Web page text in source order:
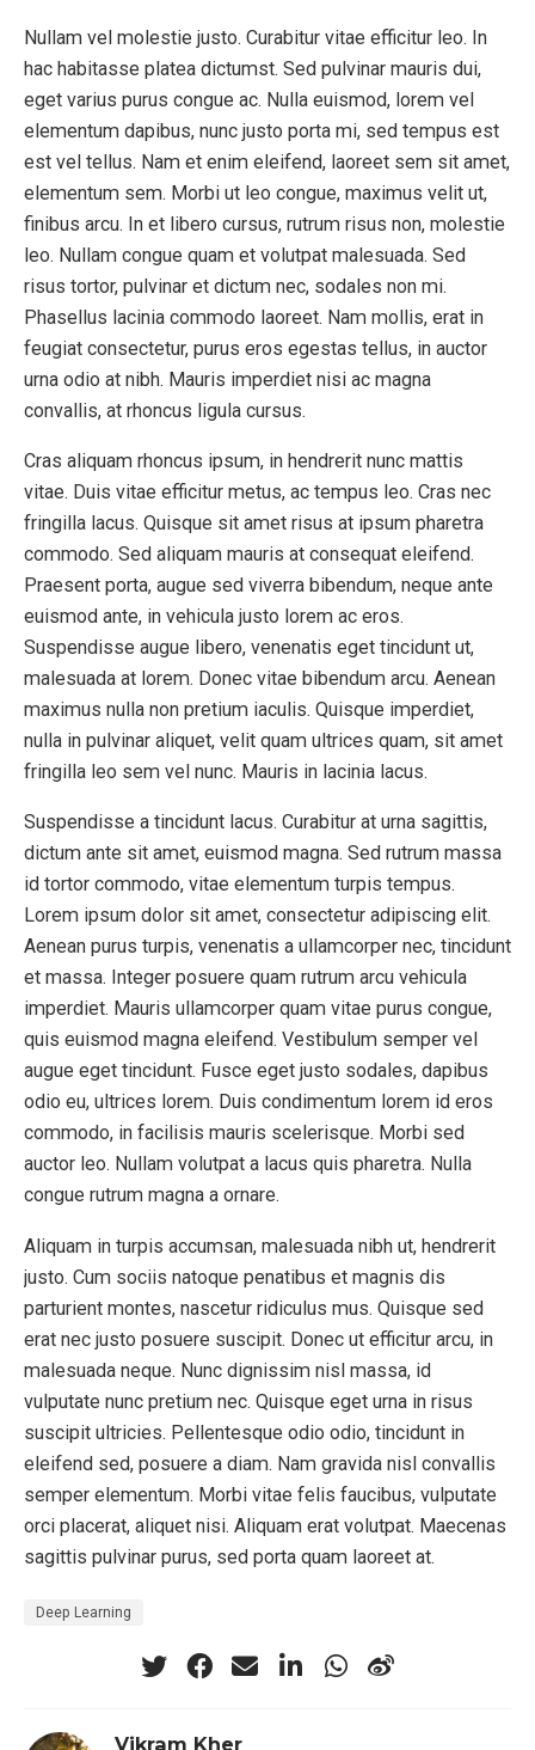
Nullam vel molestie justo. Curabitur vitae efficitur leo. In
hac habitasse platea dictumst. Sed pulvinar mauris dui,
eget varius purus congue ac. Nulla euismod, lorem vel
elementum dapibus, nunc justo porta mi, sed tempus est
est vel tellus. Nam et enim eleifend, laoreet sem sit amet,
elementum sem. Morbi ut leo congue, maximus velit ut,
finibus arcu. In et libero cursus, rutrum risus non, molestie
leo. Nullam congue quam et volutpat malesuada. Sed
risus tortor, pulvinar et dictum nec, sodales non mi.
Phasellus lacinia commodo laoreet. Nam mollis, erat in
feugiat consectetur, purus eros egestas tellus, in auctor
urna odio at nibh. Mauris imperdiet nisi ac magna
convallis, at rhoncus ligula cursus.
Cras aliquam rhoncus ipsum, in hendrerit nunc mattis
vitae. Duis vitae efficitur metus, ac tempus leo. Cras nec
fringilla lacus. Quisque sit amet risus at ipsum pharetra
commodo. Sed aliquam mauris at consequat eleifend.
Praesent porta, augue sed viverra bibendum, neque ante
euismod ante, in vehicula justo lorem ac eros.
Suspendisse augue libero, venenatis eget tincidunt ut,
malesuada at lorem. Donec vitae bibendum arcu. Aenean
maximus nulla non pretium iaculis. Quisque imperdiet,
nulla in pulvinar aliquet, velit quam ultrices quam, sit amet
fringilla leo sem vel nunc. Mauris in lacinia lacus.
Suspendisse a tincidunt lacus. Curabitur at urna sagittis,
dictum ante sit amet, euismod magna. Sed rutrum massa
id tortor commodo, vitae elementum turpis tempus.
Lorem ipsum dolor sit amet, consectetur adipiscing elit.
Aenean purus turpis, venenatis a ullamcorper nec, tincidunt
et massa. Integer posuere quam rutrum arcu vehicula
imperdiet. Mauris ullamcorper quam vitae purus congue,
quis euismod magna eleifend. Vestibulum semper vel
augue eget tincidunt. Fusce eget justo sodales, dapibus
odio eu, ultrices lorem. Duis condimentum lorem id eros
commodo, in facilisis mauris scelerisque. Morbi sed
auctor leo. Nullam volutpat a lacus quis pharetra. Nulla
congue rutrum magna a ornare.
Aliquam in turpis accumsan, malesuada nibh ut, hendrerit
justo. Cum sociis natoque penatibus et magnis dis
parturient montes, nascetur ridiculus mus. Quisque sed
erat nec justo posuere suscipit. Donec ut efficitur arcu, in
malesuada neque. Nunc dignissim nisl massa, id
vulputate nunc pretium nec. Quisque eget urna in risus
suscipit ultricies. Pellentesque odio odio, tincidunt in
eleifend sed, posuere a diam. Nam gravida nisl convallis
semper elementum. Morbi vitae felis faucibus, vulputate
orci placerat, aliquet nisi. Aliquam erat volutpat. Maecenas
sagittis pulvinar purus, sed porta quam laoreet at.
Deep Learning
Vikram Kher